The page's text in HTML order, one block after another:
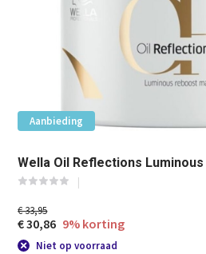
Aanbieding
Wella Oil Reflections
€ 33,95
€ 30,86 9% korting
Niet op voorraad